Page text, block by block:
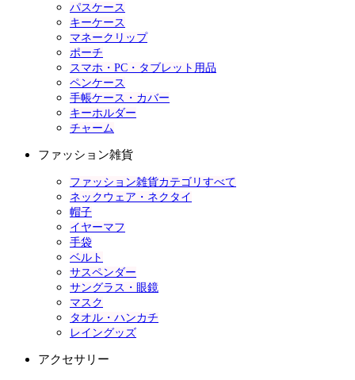
パスケース
キーケース
マネークリップ
ポーチ
スマホ・PC・タブレット用品
ペンケース
手帳ケース・カバー
キーホルダー
チャーム
ファッション雑貨
ファッション雑貨カテゴリすべて
ネックウェア・ネクタイ
帽子
イヤーマフ
手袋
ベルト
サスペンダー
サングラス・眼鏡
マスク
タオル・ハンカチ
レイングッズ
アクセサリー